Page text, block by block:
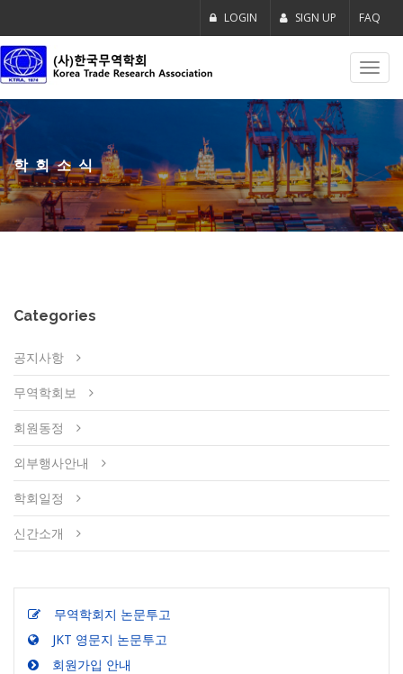
LOGIN SIGN UP FAQ
학회소식
Categories
공지사항
무역학회보
회원동정
외부행사안내
학회일정
신간소개
무역학회지 논문투고
JKT 영문지 논문투고
회원가입 안내